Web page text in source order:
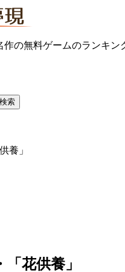
の無料ゲームのランキン
養」
花供養」